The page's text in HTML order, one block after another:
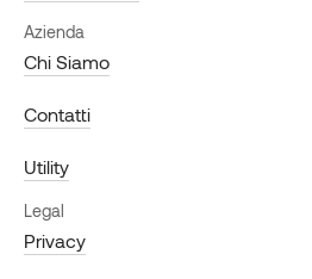
Azienda
Chi Siamo
Contatti
Utility
Legal
Privacy